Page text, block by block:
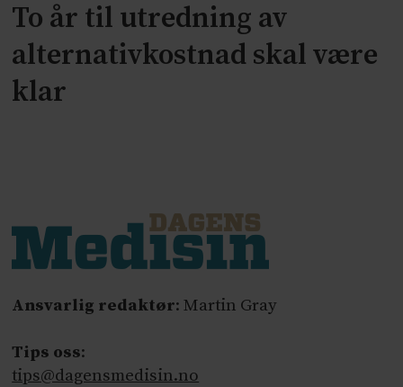
To år til utredning av
alternativkostnad skal være
klar
Ansvarlig redaktør: Martin Gray
Tips oss:
tips@dagensmedisin.no